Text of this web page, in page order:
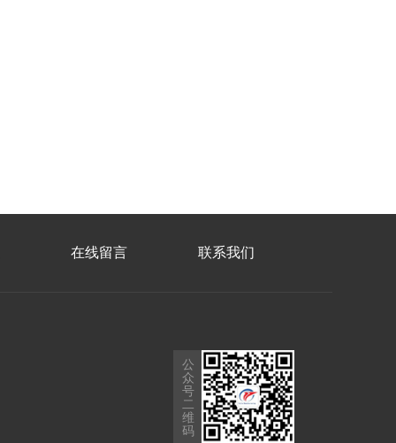
在线留言 联系我们
公
众
号
二
维
码